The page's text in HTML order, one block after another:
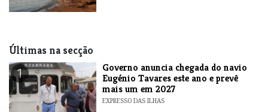
Últimas na secção
1
Governo anuncia chegada do navio
Eugénio Tavares este ano e prevê
mais um em 2027
EXPRESSO DAS ILHAS